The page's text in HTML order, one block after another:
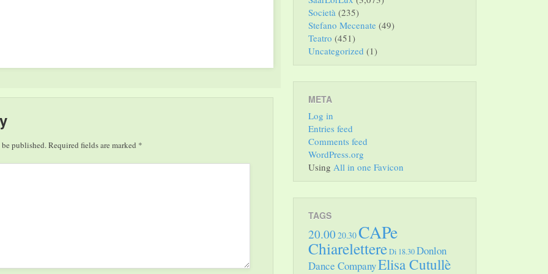
published.Required fields are marked *
Società (235)
Stefano Mecenate (49)
Teatro (451)
Uncategorized (1)
META
Log in
Entries feed
Comments feed
WordPress.org
Using All in one Favicon
TAGS
20.00 20.30CAPe
ChiarelettereDi 18.30Donlon
Dance CompanyElisa Cutullè